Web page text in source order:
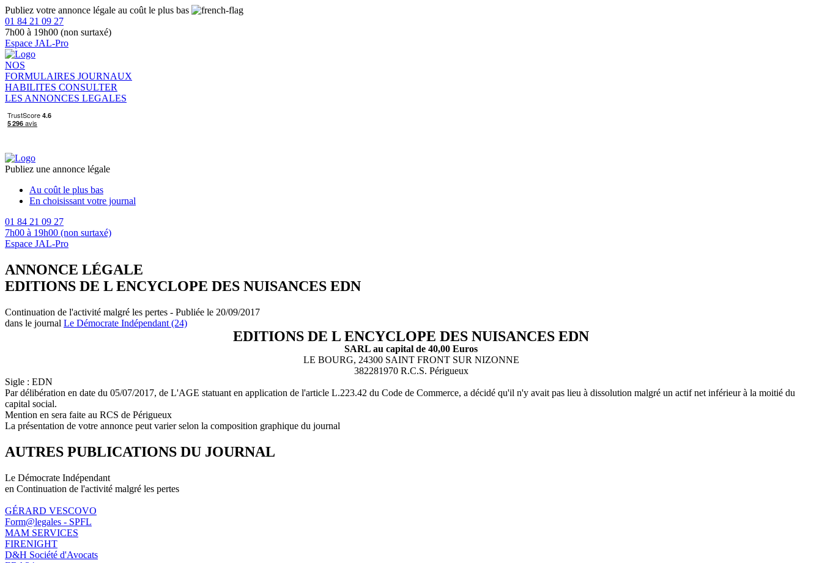
Publiez votre annonce légale au coût le plus bas
01 84 21 09 27
7h00 à 19h00 (non surtaxé)
Espace JAL-Pro
NOS
FORMULAIRES JOURNAUX
HABILITES CONSULTER
LES ANNONCES LEGALES
Publiez une annonce légale
Au coût le plus bas
En choisissant votre journal
01 84 21 09 27
7h00 à 19h00 (non surtaxé)
Espace JAL-Pro
ANNONCE LÉGALE
EDITIONS DE L ENCYCLOPE DES NUISANCES EDN
Continuation de l'activité malgré les pertes - Publiée le 20/09/2017
dans le journal Le Démocrate Indépendant (24)
EDITIONS DE L ENCYCLOPE DES NUISANCES EDN
SARL au capital de 40,00 Euros
LE BOURG, 24300 SAINT FRONT SUR NIZONNE
382281970 R.C.S. Périgueux
Sigle : EDN
Par délibération en date du 05/07/2017, de L'AGE statuant en application de l'article L.223.42 du Code de Commerce, a décidé qu'il n'y avait pas lieu à dissolution malgré un actif net inférieur à la moitié du
capital social.
Mention en sera faite au RCS de Périgueux
La présentation de votre annonce peut varier selon la composition graphique du journal
AUTRES PUBLICATIONS DU JOURNAL
Le Démocrate Indépendant
en Continuation de l'activité malgré les pertes
GÉRARD VESCOVO
Form@legales - SPFL
MAM SERVICES
FIRENIGHT
D&H Société d'Avocats